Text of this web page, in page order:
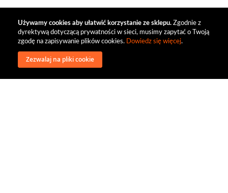
Używamy cookies aby ułatwić korzystanie ze sklepu. Zgodnie z
dyrektywą dotyczącą prywatności w sieci, musimy zapytać o Twoją
zgodę na zapisywanie plików cookies. Dowiedz się więcej.
Zezwalaj na pliki cookie